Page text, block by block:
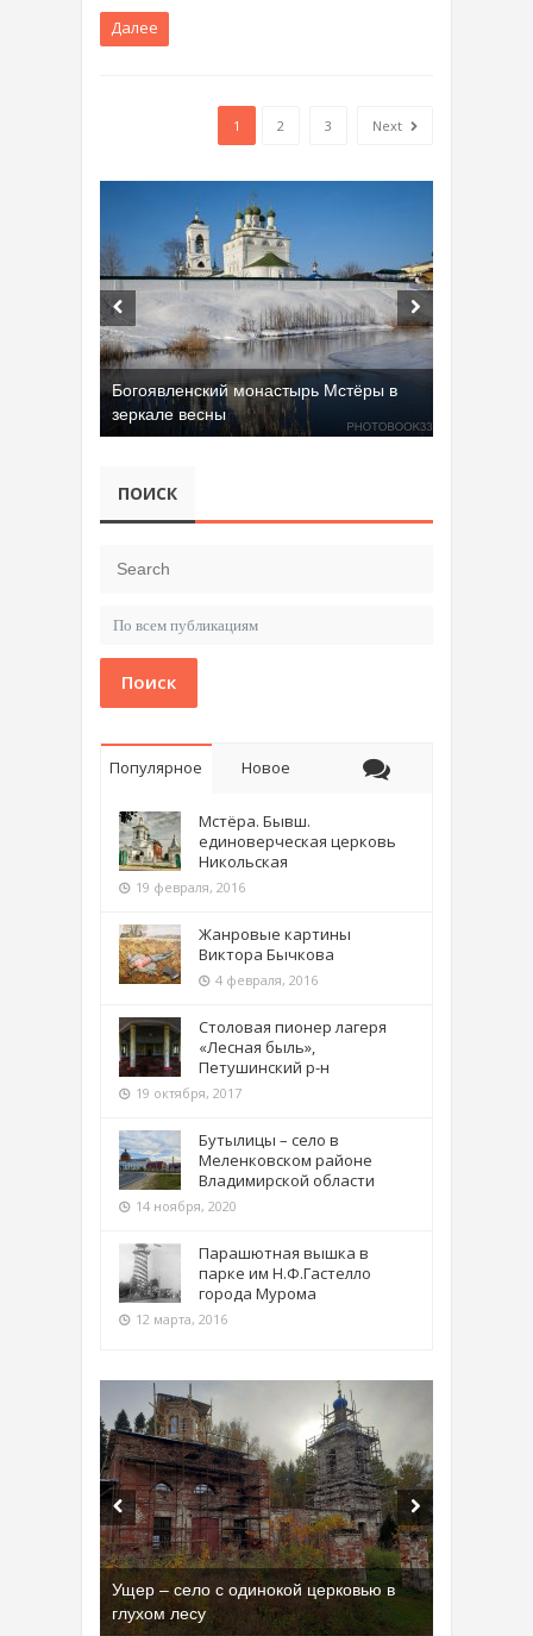
Далее
1 2 3 Next
Богоявленский монастырь Мстёры в
зеркале весны
ПОИСК
Поиск
Популярное Новое
Мстёра. Бывш.
единоверческая церковь
Никольская
19 февраля, 2016
Жанровые картины
Виктора Бычкова
4 февраля, 2016
Столовая пионер лагеря
«Лесная быль»,
Петушинский р-н
19 октября, 2017
Бутылицы – село в
Меленковском районе
Владимирской области
14 ноября, 2020
Парашютная вышка в
парке им Н.Ф.Гастелло
города Мурома
12 марта, 2016
Ущер – село с одинокой церковью в
глухом лесу